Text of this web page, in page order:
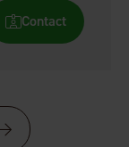
Contact